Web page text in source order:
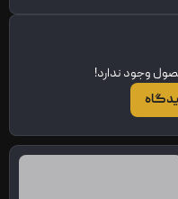
وجود ندارد!